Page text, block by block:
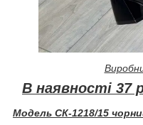
В наявності 37
Модель СК-1218/15